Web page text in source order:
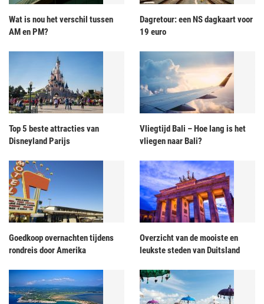
Wat is nou het verschil tussen
AM en PM?
Dagretour: een NS dagkaart voor
19 euro
Top 5 beste attracties van
Disneyland Parijs
Vliegtijd Bali – Hoe lang is het
vliegen naar Bali?
Goedkoop overnachten tijdens
rondreis door Amerika
Overzicht van de mooiste en
leukste steden van Duitsland